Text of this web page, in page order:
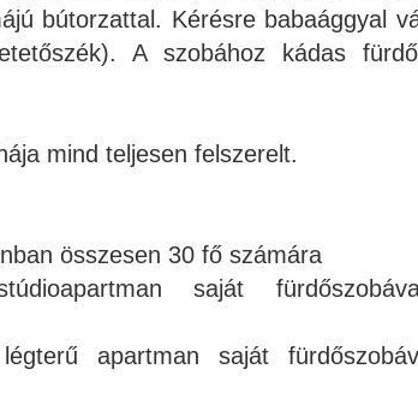
bútorzattal. Kérésre babaággyal
A szobához kádas
mind teljesen felszerelt.
összesen 30 fő számára
saját
apartman saját